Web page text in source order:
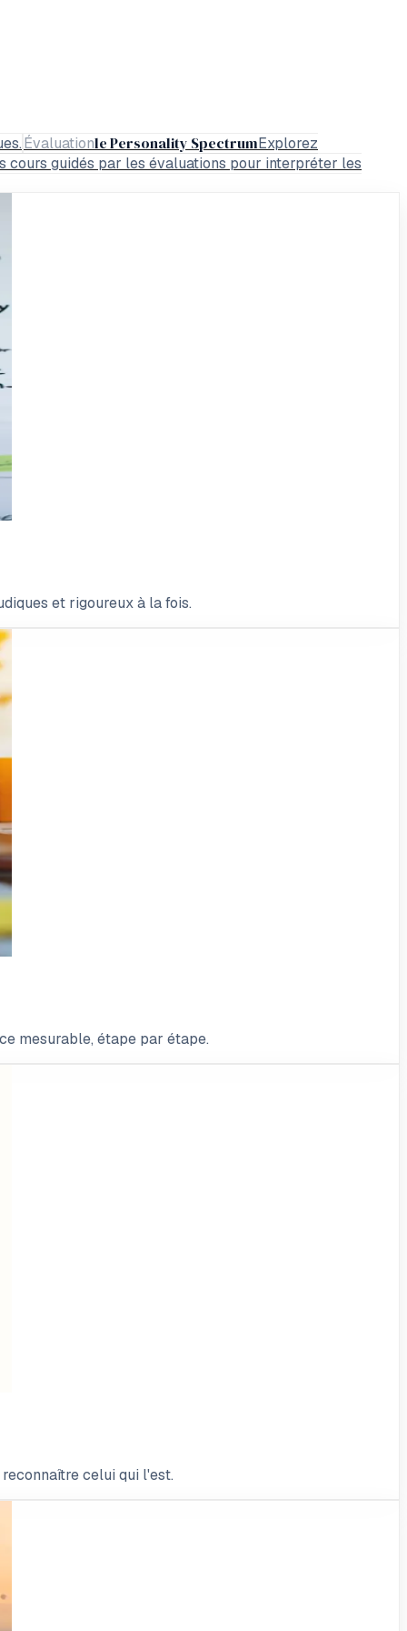
Évaluationle Personality SpectrumExplorez
cours guidés par les évaluations pour interpréter les
et rigoureux à la fois.
mesurable, étape par étape.
celui qui l'est.